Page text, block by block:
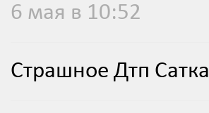
6 мая в 10:52
Страшное Дтп Сатка